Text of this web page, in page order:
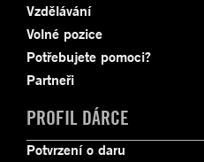
Vzdělávání
Volné pozice
Potřebujete pomoci?
Partneři
PROFIL DÁRCE
Potvrzení o daru